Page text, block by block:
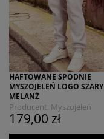
HAFTOWANE SPODNIE
MYSZOJELEŃ LOGO SZARY
MELANŻ
Producent: Myszojeleń
179,00 zł